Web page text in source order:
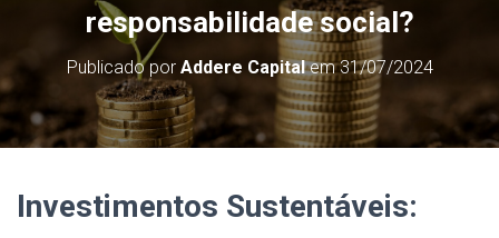
responsabilidade social?
Publicado por Addere Capitalem31/07/2024
Investimentos Sustentáveis: